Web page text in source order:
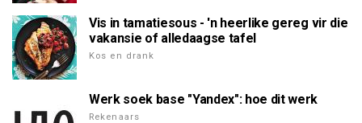
Vis in tamatiesous - 'n heerlike gereg vir die
vakansie of alledaagse tafel
Kos en drank
Werk soek base "Yandex": hoe dit werk
Rekenaars